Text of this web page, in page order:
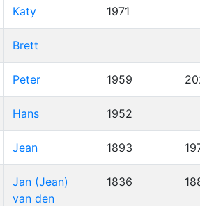
Katy 1971
Brett
Peter 1959
Hans 1952
Jean 1893
Jan (Jean)
van den
1836